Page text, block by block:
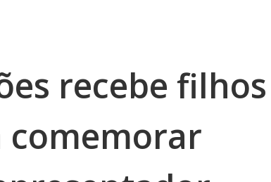
recebe filhos
comemorar